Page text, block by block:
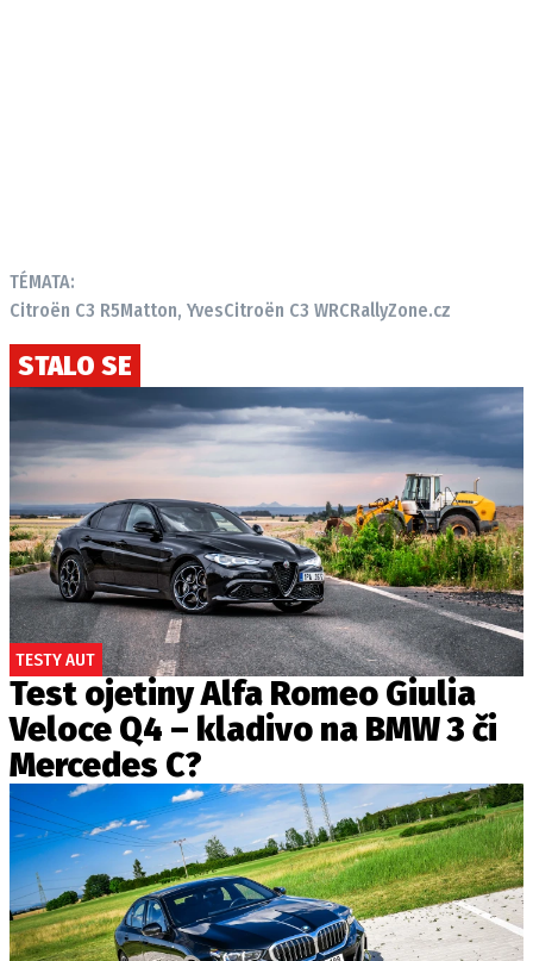
TÉMATA:
Citroën C3 R5Matton, YvesCitroën C3 WRCRallyZone.cz
STALO SE
TESTY AUT
Test ojetiny Alfa Romeo Giulia
Veloce Q4 – kladivo na BMW 3 či
Mercedes C?